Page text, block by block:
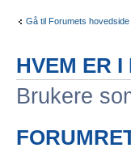
Gå til Forumets hovedside
HVEM ER I
Brukere